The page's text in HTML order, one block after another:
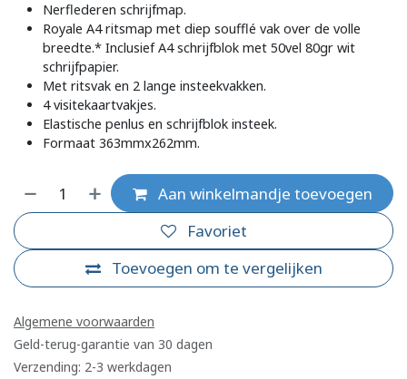
Nerflederen schrijfmap.
Royale A4 ritsmap met diep soufflé vak over de volle
breedte.* Inclusief A4 schrijfblok met 50vel 80gr wit
schrijfpapier.
Met ritsvak en 2 lange insteekvakken.
4 visitekaartvakjes.
Elastische penlus en schrijfblok insteek.
Formaat 363mmx262mm.
Aan winkelmandje toevoegen
Toevoegen om te vergelijken
Favoriet
Algemene voorwaarden
Geld-terug-garantie van 30 dagen
Verzending: 2-3 werkdagen